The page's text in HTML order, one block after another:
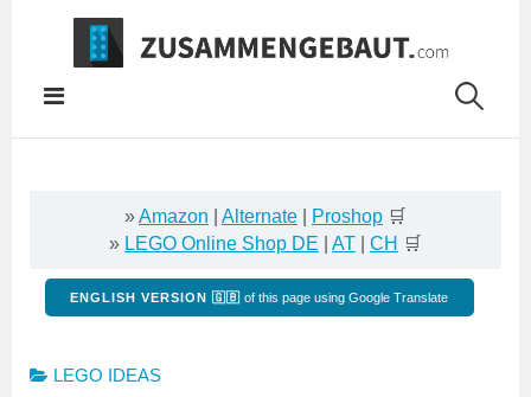
Springe
Inhalt
»Amazon Alternate Proshop 🛒
» LEGO Online Shop DE AT CH 🛒
ENGLISH VERSION 🇬🇧 of this page using Google Translate
LEGO IDEAS